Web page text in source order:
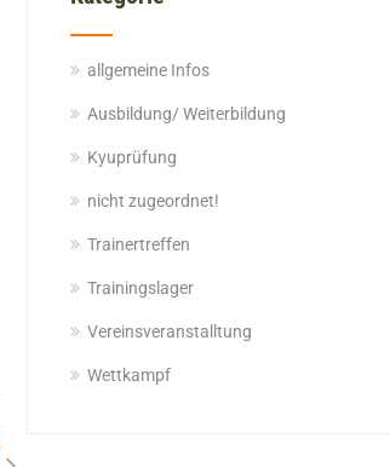
allgemeine Infos
Ausbildung/ Weiterbildung
Kyuprüfung
nicht zugeordnet!
Trainertreffen
Trainingslager
Vereinsveranstalltung
Wettkampf